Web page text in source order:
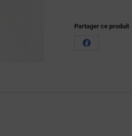
Partager ce produit